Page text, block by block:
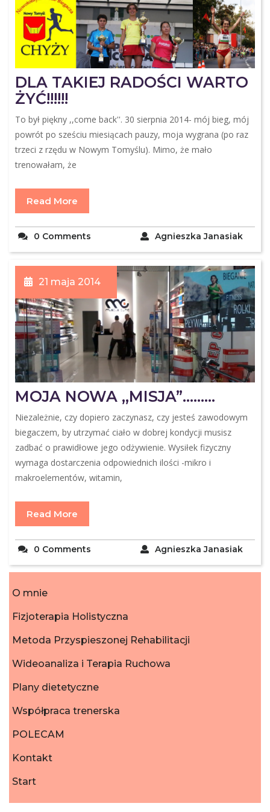
DLA TAKIEJ RADOŚCI WARTO
ŻYĆ!!!!!!
To był piękny ,,come back''. 30 sierpnia 2014- mój bieg, mój
powrót po sześciu miesiącach pauzy, moja wygrana (po raz
trzeci z rzędu w Nowym Tomyślu). Mimo, że mało
trenowałam, że
Read More
Agnieszka Janasiak
0 Comments
21 maja 2014
MOJA NOWA ,,MISJA”………
Niezależnie, czy dopiero zaczynasz, czy jesteś zawodowym
biegaczem, by utrzymać ciało w dobrej kondycji musisz
zadbać o prawidłowe jego odżywienie. Wysiłek fizyczny
wymaga dostarczenia odpowiednich ilości -mikro i
makroelementów, witamin,
Read More
Agnieszka Janasiak
0 Comments
O mnie
Fizjoterapia Holistyczna
Metoda Przyspieszonej Rehabilitacji
Wideoanaliza i Terapia Ruchowa
Plany dietetyczne
Współpraca trenerska
POLECAM
Kontakt
Start